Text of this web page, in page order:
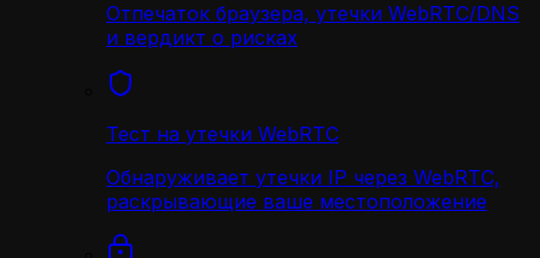
Отпечаток браузера, утечки WebRTC/DNS
и вердикт о рисках
Тест на утечки WebRTC
Обнаруживает утечки IP через WebRTC,
раскрывающие ваше местоположение